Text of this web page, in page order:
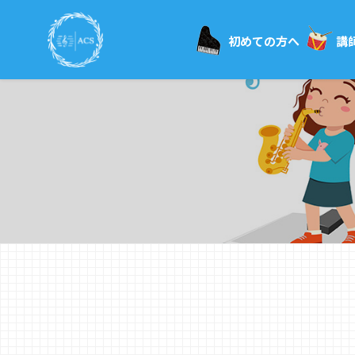
初めての方へ 講